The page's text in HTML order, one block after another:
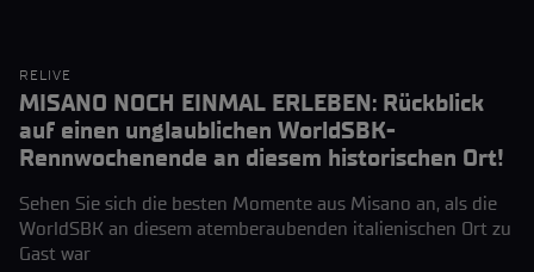
RELIVE
MISANO NOCH EINMAL ERLEBEN: Rückblick
auf einen unglaublichen WorldSBK-
Rennwochenende an diesem historischen Ort!
Sehen Sie sich die besten Momente aus Misano an, als die
WorldSBK an diesem atemberaubenden italienischen Ort zu
Gast war